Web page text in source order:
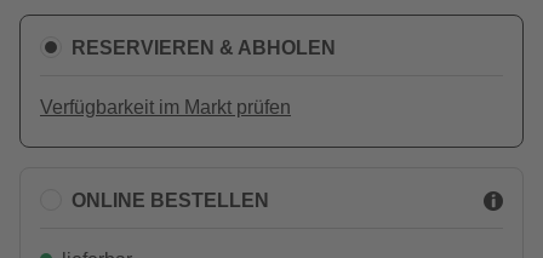
RESERVIEREN & ABHOLEN
Verfügbarkeit im Markt prüfen
ONLINE BESTELLEN